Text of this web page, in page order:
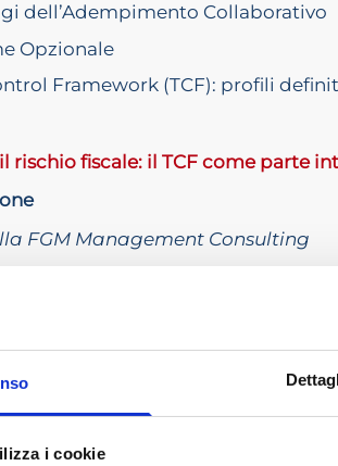
i cookie
dell’Adempimento Collaborativo
Opzionale
Framework (TCF): profili
rischio fiscale: il TCF come parte
FGM Management Consulting
organi aziendali nel TCF
Framework e collegamenti